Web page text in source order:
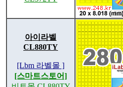
아이라벨
CL880TY
[Lbm 라벨몰 ]
[스마트스토어]